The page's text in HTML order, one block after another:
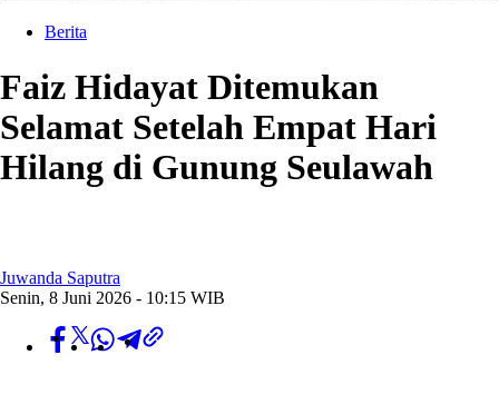
Berita
Faiz Hidayat Ditemukan
Selamat Setelah Empat Hari
Hilang di Gunung Seulawah
Juwanda Saputra
Senin, 8 Juni 2026 - 10:15 WIB